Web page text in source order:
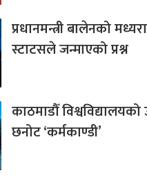
प्रधानमन्त्री बालेनको
स्टाटसले जन्माएको प्रश्न
काठमाडौँ
छनोट ‘कर्मकाण्डी’